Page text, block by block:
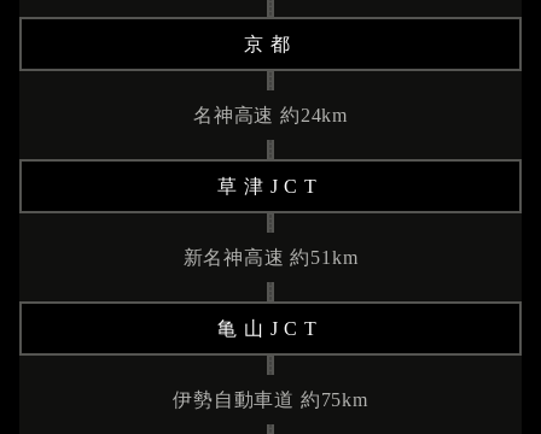
京都
名神高速 約24km
草津JCT
新名神高速 約51km
亀山JCT
伊勢自動車道 約75km